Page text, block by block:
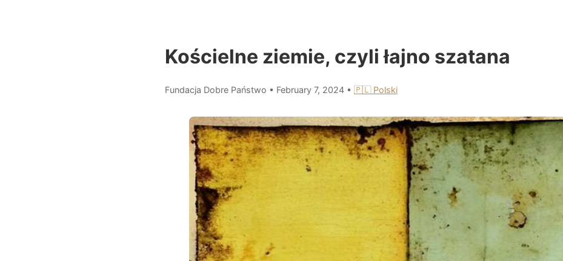
Kościelne ziemie, czyli łajno szatana
Fundacja Dobre Państwo • February 7, 2024 • 🇵🇱 Polski